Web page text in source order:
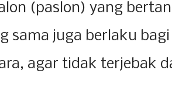
(paslon) yang
sama juga berlaku bagi
agar tidak terjebak